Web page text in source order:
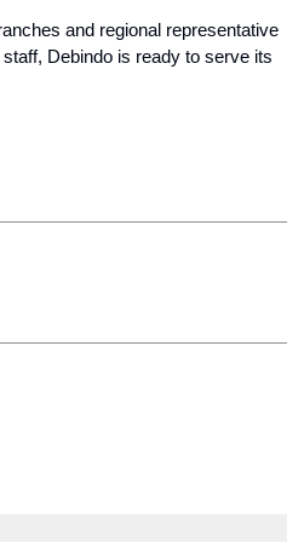
and regional representative
Debindo is ready to serve its